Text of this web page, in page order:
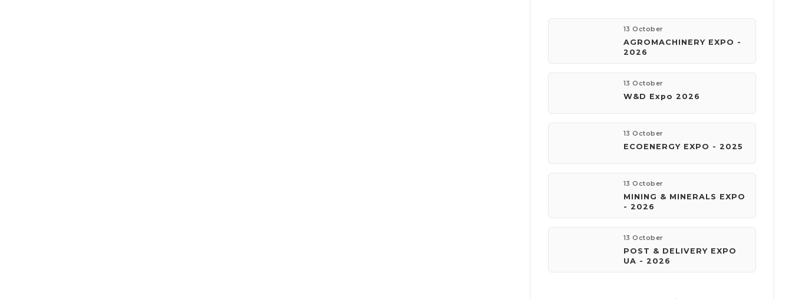
150
phone:
e-mail:
reklama@iec-expo.com.ua
Visit website
13 October
AGROMACHINERY EXPO -
2026
13 October
W&D Expo 2026
13 October
ECOENERGY EXPO - 2025
13 October
MINING & MINERALS EXPO
- 2026
13 October
POST & DELIVERY EXPO
UA - 2026